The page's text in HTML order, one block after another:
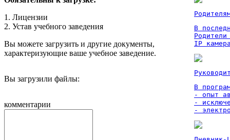
1. Лицензии
2. Устав учебного заведения
Вы можете загрузить и другие документы,
характеризующие ваше учебное заведение.
Вы загрузили файлы:
комментарии
В
IP
В
- опыт
-
-